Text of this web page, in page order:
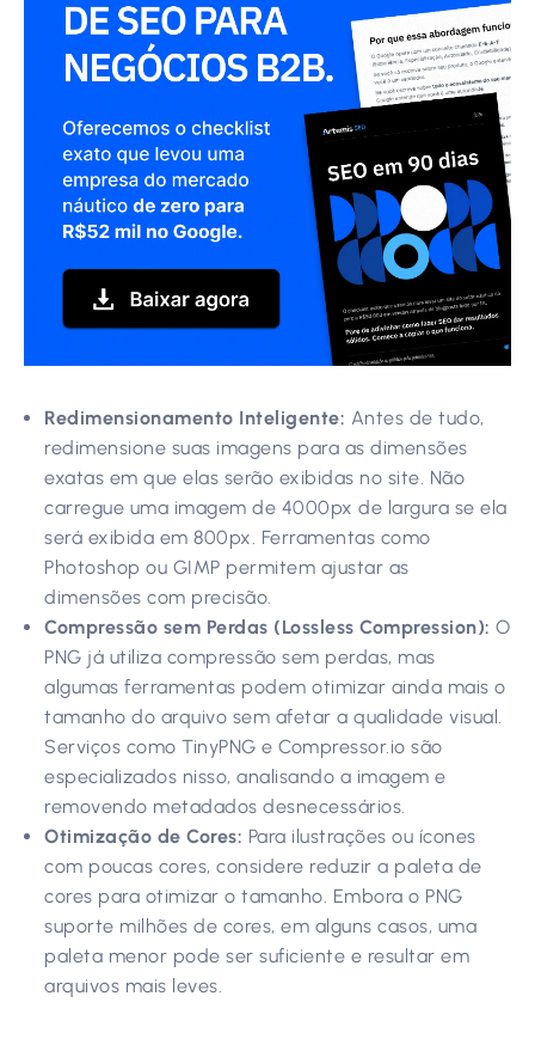
Redimensionamento Inteligente: Antes de tudo,
redimensione suas imagens para as dimensões
exatas em que elas serão exibidas no site. Não
carregue uma imagem de 4000px de largura se ela
será exibida em 800px. Ferramentas como
Photoshop ou GIMP permitem ajustar as
dimensões com precisão.
Compressão sem Perdas (Lossless Compression): O
PNG já utiliza compressão sem perdas, mas
algumas ferramentas podem otimizar ainda mais o
tamanho do arquivo sem afetar a qualidade visual.
Serviços como TinyPNG e Compressor.io são
especializados nisso, analisando a imagem e
removendo metadados desnecessários.
Otimização de Cores: Para ilustrações ou ícones
com poucas cores, considere reduzir a paleta de
cores para otimizar o tamanho. Embora o PNG
suporte milhões de cores, em alguns casos, uma
paleta menor pode ser suficiente e resultar em
arquivos mais leves.